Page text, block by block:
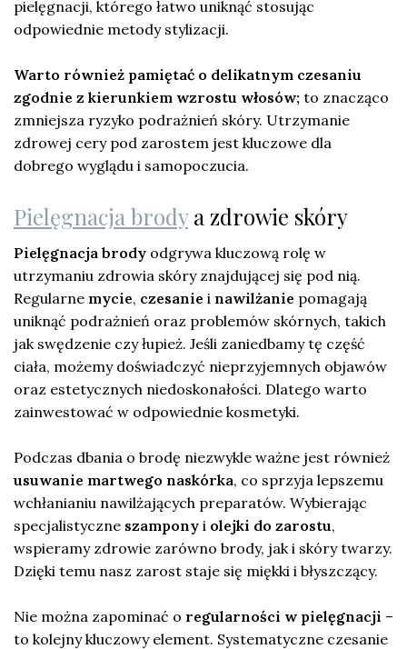
pielęgnacji, którego łatwo uniknąć stosując
odpowiednie metody stylizacji.
Warto również pamiętać o delikatnym czesaniu
zgodnie z kierunkiem wzrostu włosów; to znacząco
zmniejsza ryzyko podrażnień skóry. Utrzymanie
zdrowej cery pod zarostem jest kluczowe dla
dobrego wyglądu i samopoczucia.
Pielęgnacja brodya zdrowie skóry
Pielęgnacja brody odgrywa kluczową rolę w
utrzymaniu zdrowia skóry znajdującej się pod nią.
Regularne mycie, czesanie i nawilżanie pomagają
uniknąć podrażnień oraz problemów skórnych, takich
jak swędzenie czy łupież. Jeśli zaniedbamy tę część
ciała, możemy doświadczyć nieprzyjemnych objawów
oraz estetycznych niedoskonałości. Dlatego warto
zainwestować w odpowiednie kosmetyki.
Podczas dbania o brodę niezwykle ważne jest również
usuwanie martwego naskórka, co sprzyja lepszemu
wchłanianiu nawilżających preparatów. Wybierając
specjalistyczne szampony i olejki do zarostu,
wspieramy zdrowie zarówno brody, jak i skóry twarzy.
Dzięki temu nasz zarost staje się miękki i błyszczący.
Nie można zapominać o regularności w pielęgnacji –
to kolejny kluczowy element. Systematyczne czesanie